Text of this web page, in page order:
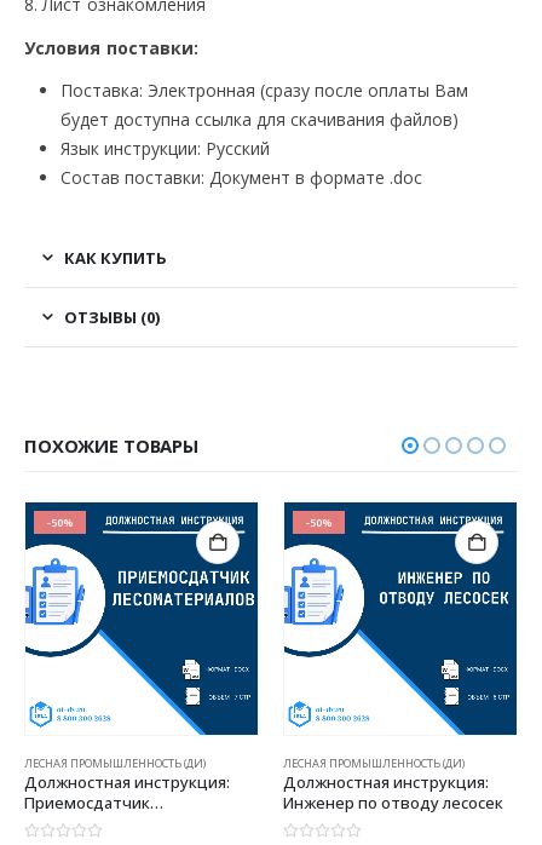
Условия поставки:
Поставка: Электронная (сразу после оплаты Вам
будет доступна ссылка для скачивания файлов)
Язык инструкции: Русский
Состав поставки: Документ в формате .doc
КАК КУПИТЬ
ОТЗЫВЫ (0)
ПОХОЖИЕ ТОВАРЫ
-50%
ЛЕСНАЯ ПРОМЫШЛЕННОСТЬ (ДИ)
Должностная инструкция:
Приемосдатчик
лесоматериалов
-50%
ЛЕСНАЯ ПРОМЫШЛЕННОСТЬ (ДИ)
Должностная инструкция:
Инженер по отводу лесосек